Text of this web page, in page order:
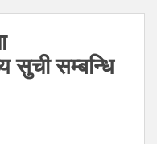
सुची सम्बन्धि